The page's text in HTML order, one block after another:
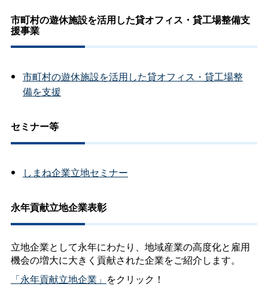
市町村の遊休施設を活用した貸オフィス・貸工場整備支
援事業
市町村の遊休施設を活用した貸オフィス・貸工場整
備を支援
セミナー等
しまね企業立地セミナー
永年貢献立地企業表彰
立地企業として永年にわたり、地域産業の高度化と雇用
機会の増大に大きく貢献された企業をご紹介します。
「永年貢献立地企業」 をクリック！